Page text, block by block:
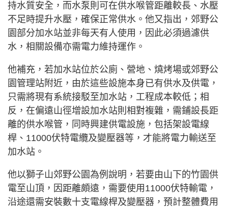
持水質安全，而水泵則可在供水喉管距離較長、水壓
不足時提升水壓，確保正常供水。他又指出，郊野公
園部分加水站並非每天有人使用，因此必須過濾供
水，相關設備亦需電力維持運作。
他補充，若加水站位於公廁、營地、燒烤場或郊野公
園管理站附近，由於這些設施本身已有供水及供電，
只需將現有系統接駁至加水站，工程成本較低；相
反，在偏遠山徑增設加水站則相對複雜，需鋪設長距
離的供水喉管，同時興建供電設施，包括架設電線
桿、11000伏特電纜及變壓器等，才能將電力輸送至
加水站。
他以獅子山郊野公園為例說明，若要由山下的竹園供
電至山頂，因距離頗遠，需要使用11000伏特輸電，
沿途還需安裝數十支電線桿及變壓器，預計整體費用